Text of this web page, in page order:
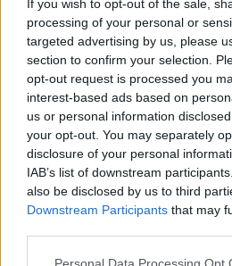
If you wish to opt-out of the sale,
processing of your personal or
targeted advertising by us, please
section to confirm your selection.
opt-out request is processed you
interest-based ads based on
us or personal information
your opt-out. You may separately
disclosure of your personal
IAB’s list of downstream
also be disclosed by us to third
Downstream Participants that may
Please note that this website/app
Γιώργου Μαζωνάκη
Συνεχίζεται η διαμάχη
Μαζωνάκη και της